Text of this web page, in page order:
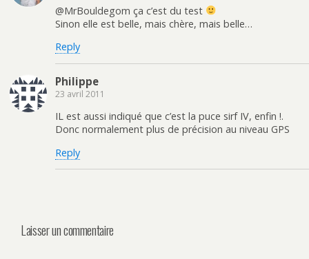
@MrBouldegom ça c’est du test
Sinon elle est belle, mais chère, mais belle…
Reply
Philippe
23 avril 2011
IL est aussi indiqué que c’est la puce sirf IV, enfin !.
Donc normalement plus de précision au niveau GPS
Reply
Laisser un commentaire